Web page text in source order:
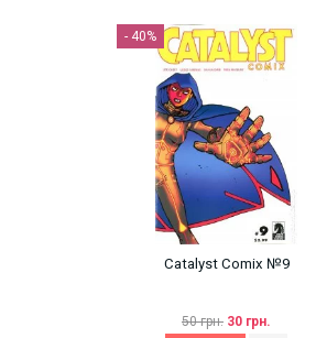
- 40%
Catalyst Comix №9
50 грн. 30 грн.